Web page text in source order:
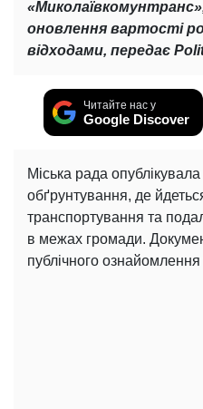
оновлення вартості
відходами, передає
Читайте нас у
Google Discover
Міська рада
обґрунтування, де
транспортування та
в межах громади.
публічного